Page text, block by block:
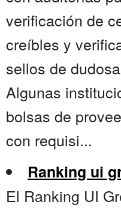
verificación de
creíbles y
sellos de
Algunas
bolsas de
con requisi...
Ranking ui
El Ranking UI